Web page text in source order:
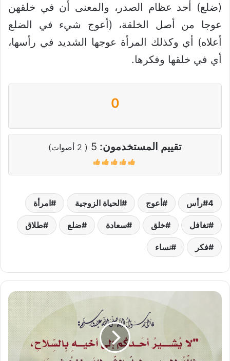
(ضلع) أحد عظام الصدر، والمعنى أن في خلقهن
عوجا من أصل الخلقة، (أعوج شيء في الضلع
أعلاه) أي وكذلك المرأة عوجها الشديد في رأسها،
أي في خلقها وفكرها.
0
تقييم المستخدمون: 5
(
2 أصوات)
4رأس أعوج الحياة الزوجية امرأة
تغافل خلق سعادة ضلع طلاق
فكر نساء
لا
بالسلاح